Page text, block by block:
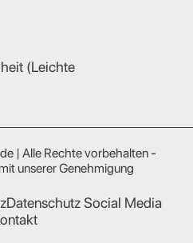
(Leichte
| Alle Rechte vorbehalten -
unserer Genehmigung
Datenschutz Social Media